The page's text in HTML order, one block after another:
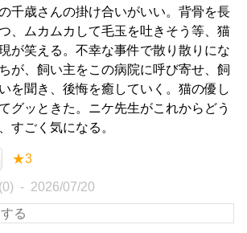
千歳さんの掛け合いがいい。背骨を長
、ムカムカして毛玉を吐きそう等、猫
が笑える。不幸な事件で散り散りにな
が、飼い主をこの病院に呼び寄せ、飼
を聞き、後悔を癒していく。猫の優し
グッときた。ニケ先生がこれからどう
すごく気になる。
★3
2026/07/20